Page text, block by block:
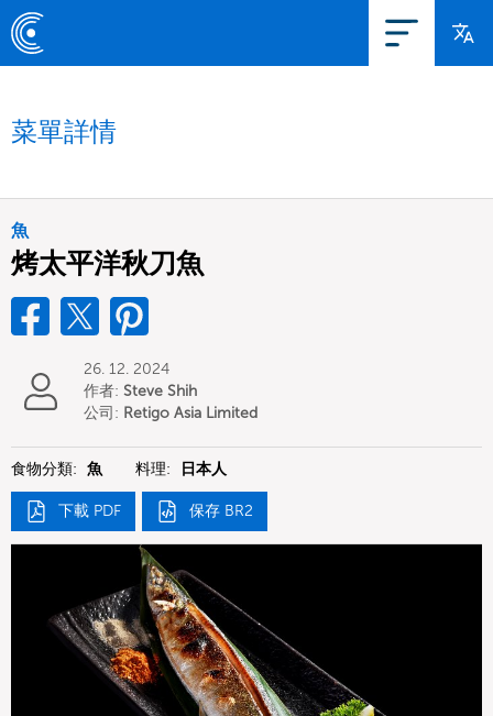
菜單詳情
魚
烤太平洋秋刀魚
26. 12. 2024
作者: Steve Shih
公司: Retigo Asia Limited
食物分類: 魚 料理: 日本人
下載 PDF 保存 BR2